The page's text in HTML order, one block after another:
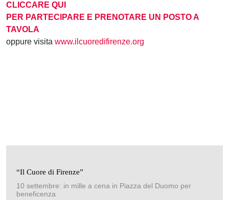
CLICCARE QUI
PER PARTECIPARE E PRENOTARE UN POSTO A
TAVOLA
oppure visita www.ilcuoredifirenze.org
“Il Cuore di Firenze”
10 settembre: in mille a cena in Piazza del Duomo per
beneficenza